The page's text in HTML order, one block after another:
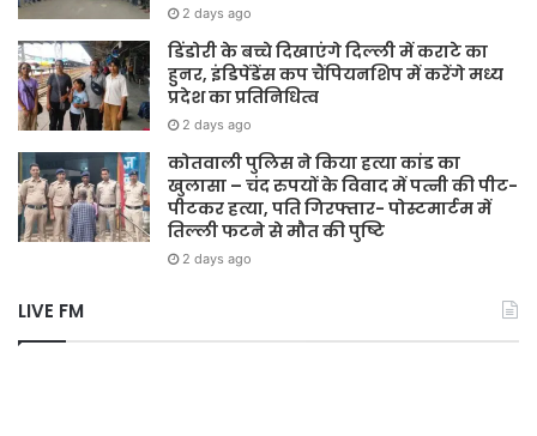
2 days ago
डिंडोरी के बच्चे दिखाएंगे दिल्ली में कराटे का
हुनर, इंडिपेंडेंस कप चैंपियनशिप में करेंगे मध्य
प्रदेश का प्रतिनिधित्व
2 days ago
कोतवाली पुलिस ने किया हत्या कांड का
खुलासा – चंद रुपयों के विवाद में पत्नी की पीट-
पीटकर हत्या, पति गिरफ्तार- पोस्टमार्टम में
तिल्ली फटने से मौत की पुष्टि
2 days ago
LIVE FM